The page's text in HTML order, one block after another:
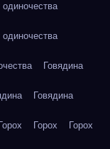
Говядина
Говядина
Горох Горох Горох